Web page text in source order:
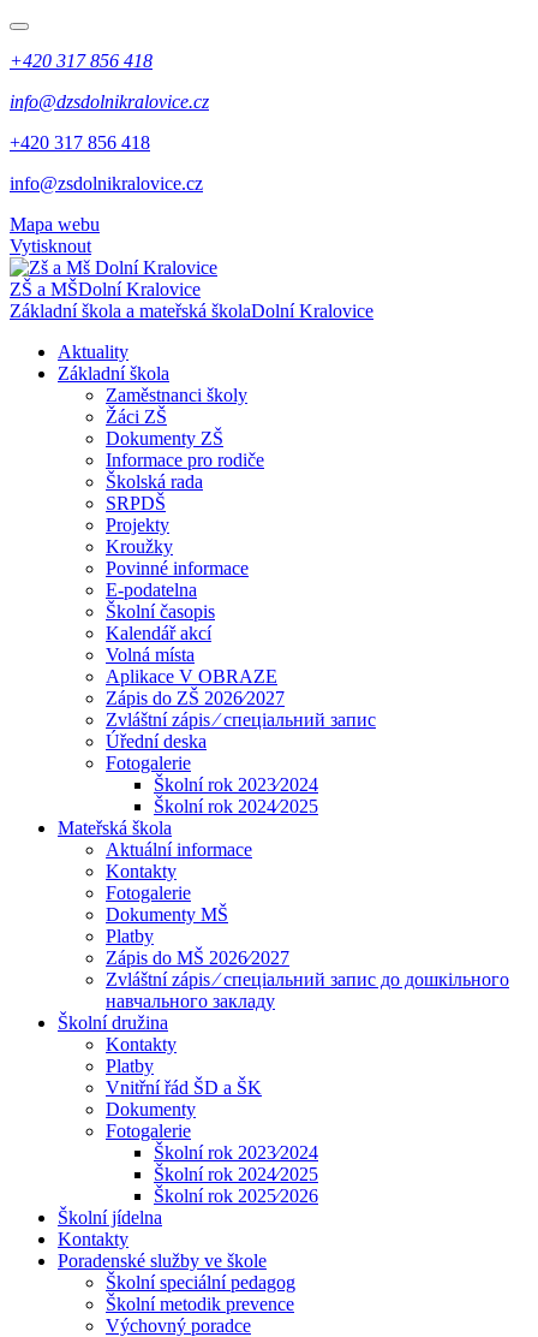
+420 317 856 418
info@dzsdolnikralovice.cz
+420 317 856 418
info@zsdolnikralovice.cz
Mapa webu
Vytisknout
ZŠ a MŠDolní Kralovice
Základní škola a mateřská školaDolní Kralovice
Aktuality
Základní škola
Zaměstnanci školy
Žáci ZŠ
Dokumenty ZŠ
Informace pro rodiče
Školská rada
SRPDŠ
Projekty
Kroužky
Povinné informace
E-podatelna
Školní časopis
Kalendář akcí
Volná místa
Aplikace V OBRAZE
Zápis do ZŠ 2026⁄2027
Zvláštní zápis ⁄ спеціальний запис
Úřední deska
Fotogalerie
Školní rok 2023⁄2024
Školní rok 2024⁄2025
Mateřská škola
Aktuální informace
Kontakty
Fotogalerie
Dokumenty MŠ
Platby
Zápis do MŠ 2026⁄2027
Zvláštní zápis ⁄ спеціальний запис до дошкільного
навчального закладу
Školní družina
Kontakty
Platby
Vnitřní řád ŠD a ŠK
Dokumenty
Fotogalerie
Školní rok 2023⁄2024
Školní rok 2024⁄2025
Školní rok 2025⁄2026
Školní jídelna
Kontakty
Poradenské služby ve škole
Školní speciální pedagog
Školní metodik prevence
Výchovný poradce